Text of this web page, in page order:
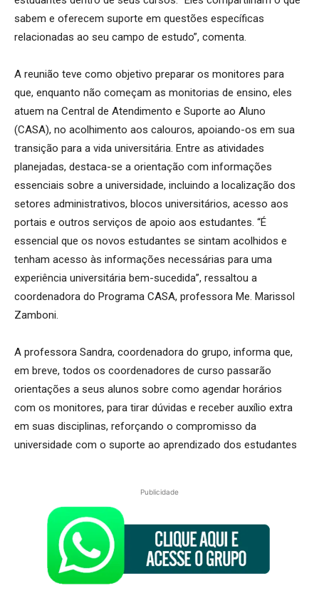
sabem e oferecem suporte em questões específicas
relacionadas ao seu campo de estudo”, comenta.
A reunião teve como objetivo preparar os monitores para
que, enquanto não começam as monitorias de ensino, eles
atuem na Central de Atendimento e Suporte ao Aluno
(CASA), no acolhimento aos calouros, apoiando-os em sua
transição para a vida universitária. Entre as atividades
planejadas, destaca-se a orientação com informações
essenciais sobre a universidade, incluindo a localização dos
setores administrativos, blocos universitários, acesso aos
portais e outros serviços de apoio aos estudantes. “É
essencial que os novos estudantes se sintam acolhidos e
tenham acesso às informações necessárias para uma
experiência universitária bem-sucedida”, ressaltou a
coordenadora do Programa CASA, professora Me. Marissol
Zamboni.
A professora Sandra, coordenadora do grupo, informa que,
em breve, todos os coordenadores de curso passarão
orientações a seus alunos sobre como agendar horários
com os monitores, para tirar dúvidas e receber auxílio extra
em suas disciplinas, reforçando o compromisso da
universidade com o suporte ao aprendizado dos estudantes
Publicidade